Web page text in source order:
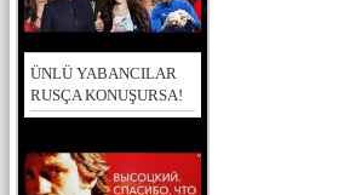
ÜNLÜ YABANCILAR
RUSÇA KONUŞURSA!